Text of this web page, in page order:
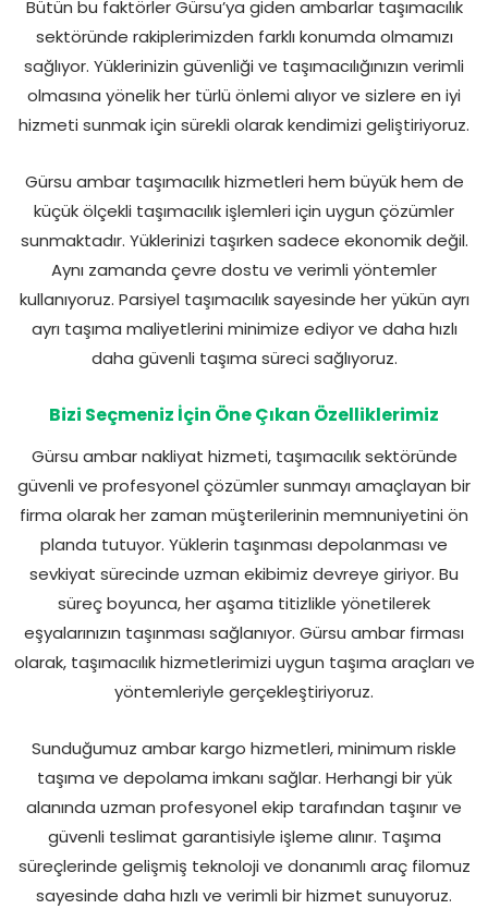
Bütün bu faktörler Gürsu’ya giden ambarlar taşımacılık
sektöründe rakiplerimizden farklı konumda olmamızı
sağlıyor. Yüklerinizin güvenliği ve taşımacılığınızın verimli
olmasına yönelik her türlü önlemi alıyor ve sizlere en iyi
hizmeti sunmak için sürekli olarak kendimizi geliştiriyoruz.
Gürsu ambar taşımacılık hizmetleri hem büyük hem de
küçük ölçekli taşımacılık işlemleri için uygun çözümler
sunmaktadır. Yüklerinizi taşırken sadece ekonomik değil.
Aynı zamanda çevre dostu ve verimli yöntemler
kullanıyoruz. Parsiyel taşımacılık sayesinde her yükün ayrı
ayrı taşıma maliyetlerini minimize ediyor ve daha hızlı
daha güvenli taşıma süreci sağlıyoruz.
Bizi Seçmeniz İçin Öne Çıkan Özelliklerimiz
Gürsu ambar nakliyat hizmeti, taşımacılık sektöründe
güvenli ve profesyonel çözümler sunmayı amaçlayan bir
firma olarak her zaman müşterilerinin memnuniyetini ön
planda tutuyor. Yüklerin taşınması depolanması ve
sevkiyat sürecinde uzman ekibimiz devreye giriyor. Bu
süreç boyunca, her aşama titizlikle yönetilerek
eşyalarınızın taşınması sağlanıyor. Gürsu ambar firması
olarak, taşımacılık hizmetlerimizi uygun taşıma araçları ve
yöntemleriyle gerçekleştiriyoruz.
Sunduğumuz ambar kargo hizmetleri, minimum riskle
taşıma ve depolama imkanı sağlar. Herhangi bir yük
alanında uzman profesyonel ekip tarafından taşınır ve
güvenli teslimat garantisiyle işleme alınır. Taşıma
süreçlerinde gelişmiş teknoloji ve donanımlı araç filomuz
sayesinde daha hızlı ve verimli bir hizmet sunuyoruz.